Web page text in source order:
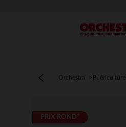
Menu
Orchestra Puériculture
PRIX ROND*